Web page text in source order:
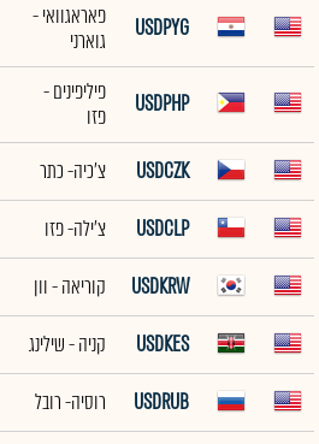
USDPYG
פאראגוואי -
גוארני
USDPHP
פיליפינים -
פזו
USDCZK צ'כיה- כתר
USDCLP
צ'ילה- פזו
USDKRW
קוריאה - וון
USDKES
קניה - שילינג
USDRUB
רוסיה- רובל